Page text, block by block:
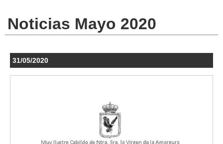
Noticias Mayo 2020
31/05/2020